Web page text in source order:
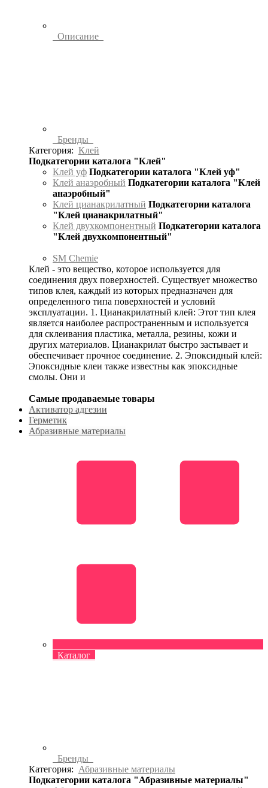
Описание
Бренды
Категория: Клей
Подкатегории каталога "Клей"
Клей уф Подкатегории каталога "Клей уф"
Клей анаэробный Подкатегории каталога "Клей
анаэробный"
Клей цианакрилатный Подкатегории каталога
"Клей цианакрилатный"
Клей двухкомпонентный Подкатегории каталога
"Клей двухкомпонентный"
SM Chemie
Клей - это вещество, которое используется для
соединения двух поверхностей. Существует множество
типов клея, каждый из которых предназначен для
определенного типа поверхностей и условий
эксплуатации. 1. Цианакрилатный клей: Этот тип клея
является наиболее распространенным и используется
для склеивания пластика, металла, резины, кожи и
других материалов. Цианакрилат быстро застывает и
обеспечивает прочное соединение. 2. Эпоксидный клей:
Эпоксидные клеи также известны как эпоксидные
смолы. Они и
Самые продаваемые товары
Активатор адгезии
Герметик
Абразивные материалы
Каталог
Бренды
Категория: Абразивные материалы
Подкатегории каталога "Абразивные материалы"